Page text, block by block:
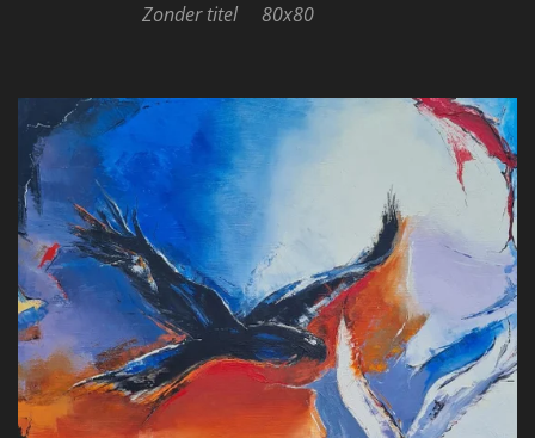
Zonder titel 80x80